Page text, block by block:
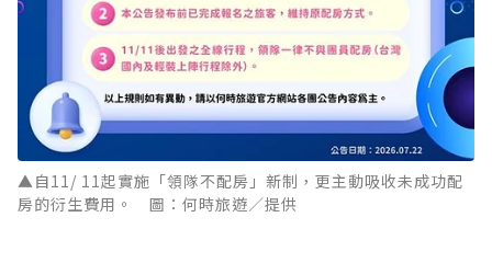
▲自11/ 11起實施「領隊不配房」新制，更主動吸收未成功配
房的衍生費用。 圖：何時旅遊／提供